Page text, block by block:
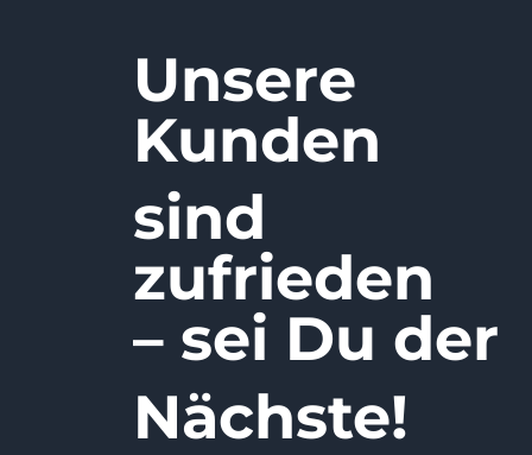
Unsere
Kunden
sind
zufrieden
– sei Du der
Nächste!